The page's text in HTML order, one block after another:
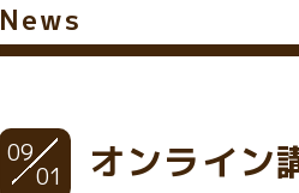
News
09
01 オンライン